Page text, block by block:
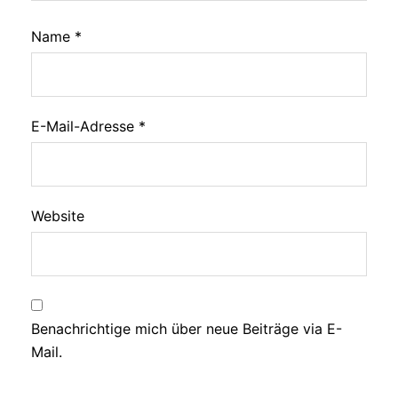
Name *
E-Mail-Adresse *
Website
Benachrichtige mich über neue Beiträge via E-
Mail.